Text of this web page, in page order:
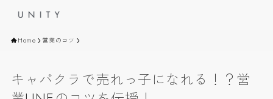
Home 営業のコツ
キャバクラで売れっ子になれる！？営